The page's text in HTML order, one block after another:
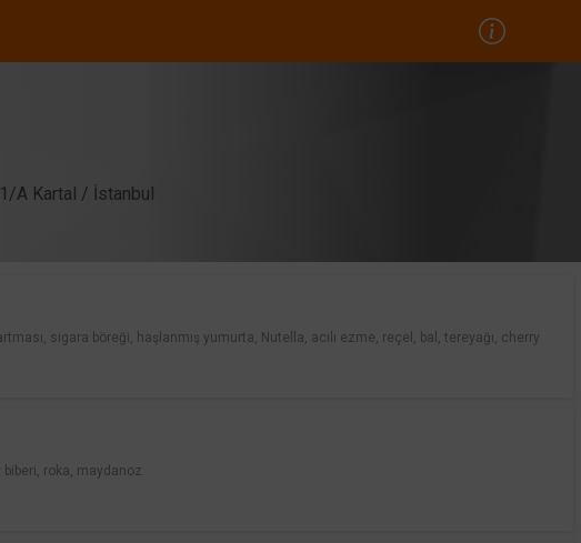
A Kartal / İstanbul
sigara böreği, haşlanmış yumurta, Nutella, acılı ezme, reçel, bal, tereyağı, cherry
roka, maydanoz